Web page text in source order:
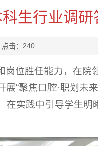
生行业调
点击： 240
位胜任能力，在院
“聚焦口腔·职划未
实践中引导学生明